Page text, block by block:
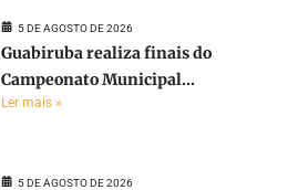
5 DE AGOSTO DE 2026
Guabiruba realiza finais do
Campeonato Municipal...
Ler mais »
5 DE AGOSTO DE 2026